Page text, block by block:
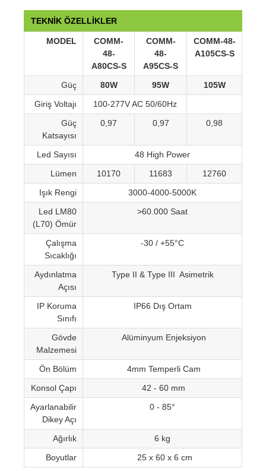
TEKNİK ÖZELLİKLER
MODEL
COMM-
48-
A80CS-S
COMM-
48-
A95CS-S
COMM-48-
A105CS-S
Güç 80W 95W
105W
Giriş Voltajı
100-277V AC 50/60Hz
Güç
Katsayısı
0,97 0,97 0,98
Led Sayısı
48 High Power
Lümen
10170 11683
12760
Işık Rengi
3000-4000-5000K
Led LM80
(L70) Ömür
>60.000 Saat
Çalışma
Sıcaklığı
-30 / +55°C
Aydınlatma
Açısı
Type II & Type III Asimetrik
IP Koruma
Sınıfı
IP66 Dış Ortam
Gövde
Malzemesi
Alüminyum Enjeksiyon
Ön Bölüm
4mm Temperli Cam
Konsol Çapı
42 - 60 mm
Ayarlanabilir
Dikey Açı
0 - 85°
Ağırlık
6 kg
Boyutlar
25 x 60 x 6 cm